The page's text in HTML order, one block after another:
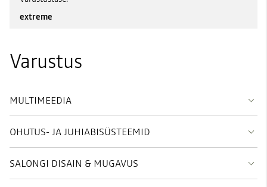
extreme
Varustus
MULTIMEEDIA
OHUTUS- JA JUHIABISÜSTEEMID
SALONGI DISAIN & MUGAVUS